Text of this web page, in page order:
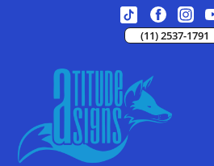
(11) 2537-1791